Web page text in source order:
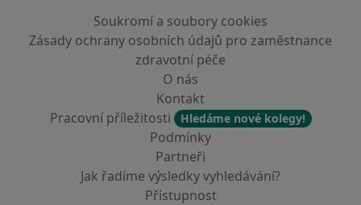
Soukromí a soubory cookies
Zásady ochrany osobních údajů pro zaměstnance
zdravotní péče
O nás
Kontakt
Pracovní příležitosti
Hledáme nové kolegy!
Podmínky
Partneři
Jak řadíme výsledky vyhledávání?
Přístupnost